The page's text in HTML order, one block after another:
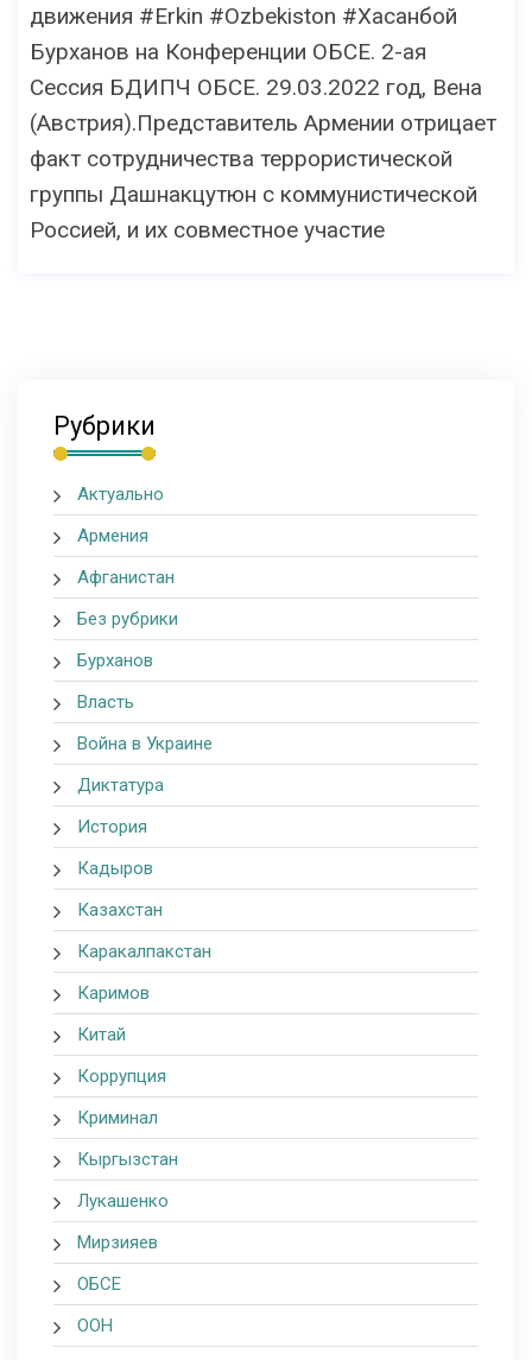
движения #Erkin #Ozbekiston #Хасанбой
Бурханов на Конференции ОБСЕ. 2-ая
Сессия БДИПЧ ОБСЕ. 29.03.2022 год, Вена
(Австрия).Представитель Армении отрицает
факт сотрудничества террористической
группы Дашнакцутюн с коммунистической
Россией, и их совместное участие
Рубрики
Актуально
Армения
Афганистан
Без рубрики
Бурханов
Власть
Война в Украине
Диктатура
История
Кадыров
Казахстан
Каракалпакстан
Каримов
Китай
Коррупция
Криминал
Кыргызстан
Лукашенко
Мирзияев
ОБСЕ
ООН